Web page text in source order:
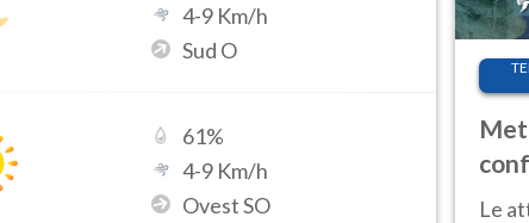
4-9 Km/h
Sud O
61%
4-9 Km/h
Ovest SO
Le